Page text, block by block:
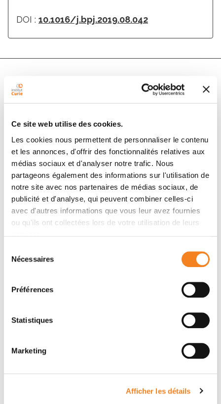
Ce site web utilise des cookies.
Les cookies nous permettent de personnaliser le contenu
et les annonces, d'offrir des fonctionnalités relatives aux
médias sociaux et d'analyser notre trafic. Nous
partageons également des informations sur l'utilisation de
notre site avec nos partenaires de médias sociaux, de
publicité et d'analyse, qui peuvent combiner celles-ci
avec d'autres informations que vous leur avez fournies
ou qu'ils ont collectées lors de votre utilisation de leurs
Nécessaires
Préférences
Statistiques
Marketing
Afficher les détails
DOI : 10.1016/j.bpj.2019.08.042
Auteurs
Francesco Gianoli, Thomas Risler, Andrei S. Kozlov
Membres
THOMAS
Sorbonne Université